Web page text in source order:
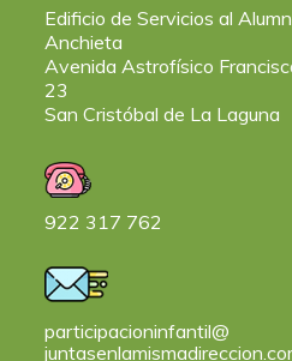
Edificio de Servicios al
Anchieta
Avenida Astrofísico
23
San Cristóbal de La Laguna
922 317 762
participacioninfantil@